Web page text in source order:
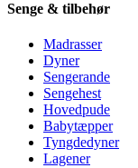
Senge & tilbehør
Madrasser
Dyner
Sengerande
Sengehest
Hovedpude
Babytæpper
Tyngdedyner
Lagener